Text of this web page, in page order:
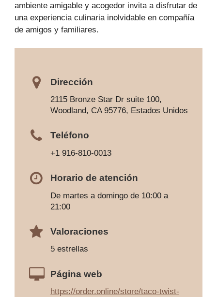
ambiente amigable y acogedor invita a disfrutar de
una experiencia culinaria inolvidable en compañía
de amigos y familiares.
Dirección
2115 Bronze Star Dr suite 100,
Woodland, CA 95776, Estados Unidos
Teléfono
+1 916-810-0013
Horario de atención
De martes a domingo de 10:00 a
21:00
Valoraciones
5 estrellas
Página web
https://order.online/store/taco-twist-